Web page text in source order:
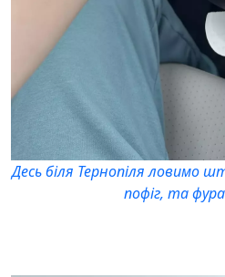
Десь біля Тернопіля ловимо
пофіг, та